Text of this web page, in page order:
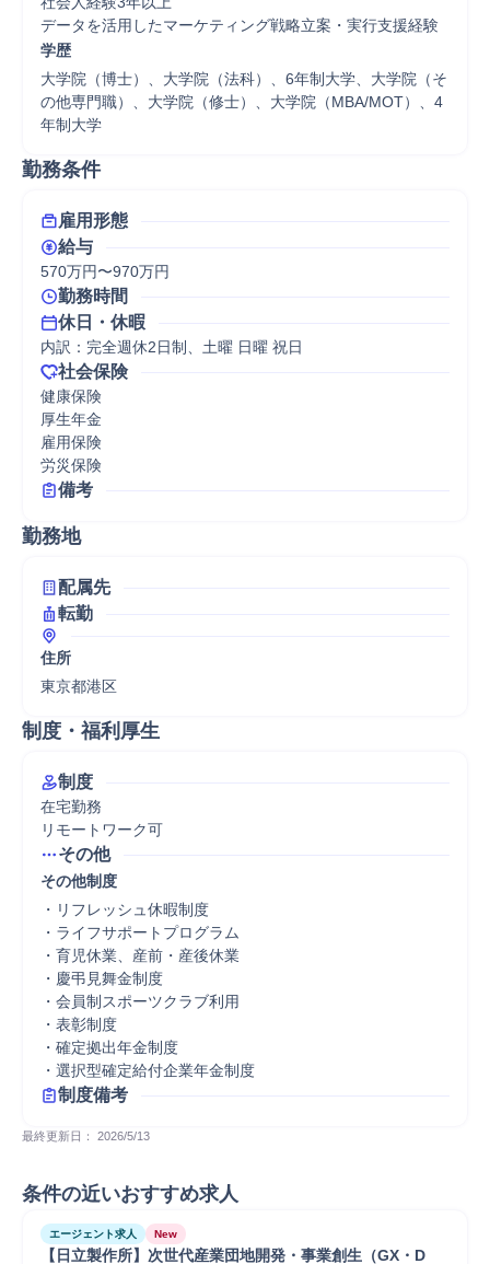
データを活用したマーケティング戦略立案・実行支援経験
学歴
大学院（博士）、大学院（法科）、6年制大学、大学院（そ
の他専門職）、大学院（修士）、大学院（MBA/MOT）、4
年制大学
勤務条件
雇用形態
給与
570万円〜970万円
勤務時間
休日・休暇
内訳：完全週休2日制、土曜 日曜 祝日
社会保険
健康保険
厚生年金
雇用保険
労災保険
備考
勤務地
配属先
転勤
住所
東京都港区
制度・福利厚生
制度
在宅勤務
リモートワーク可
その他
その他制度
・リフレッシュ休暇制度
・ライフサポートプログラム
・育児休業、産前・産後休業
・慶弔見舞金制度
・会員制スポーツクラブ利用
・表彰制度
・確定拠出年金制度
・選択型確定給付企業年金制度
制度備考
最終更新日： 2026/5/13
条件の近いおすすめ求人
エージェント求人 New
【日立製作所】次世代産業団地開発・事業創生（GX・D